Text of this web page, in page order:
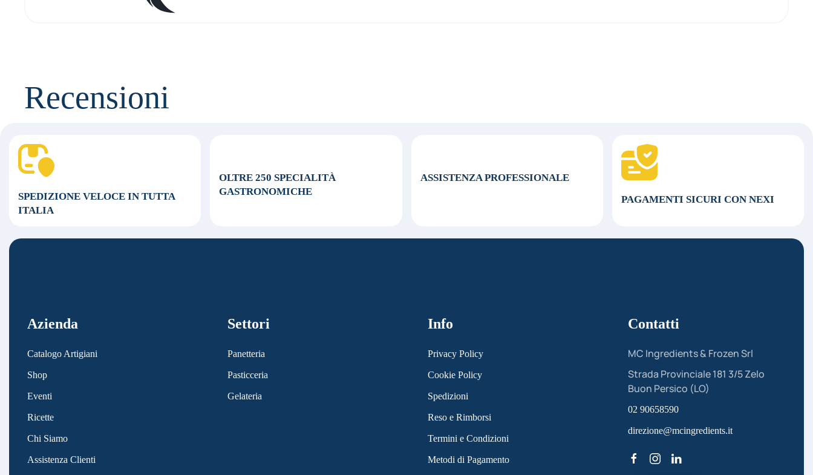
Recensioni
SPEDIZIONE VELOCE IN TUTTA
ITALIA
OLTRE 250 SPECIALITÀ
GASTRONOMICHE
ASSISTENZA PROFESSIONALE
PAGAMENTI SICURI CON NEXI
Azienda
Catalogo Artigiani
Shop
Eventi
Ricette
Chi Siamo
Assistenza Clienti
Settori
Panetteria
Pasticceria
Gelateria
Info
Privacy Policy
Cookie Policy
Spedizioni
Reso e Rimborsi
Termini e Condizioni
Metodi di Pagamento
Contatti
MC Ingredients & Frozen Srl
Strada Provinciale 181 3/5 Zelo
Buon Persico (LO)
02 90658590
direzione@mcingredients.it